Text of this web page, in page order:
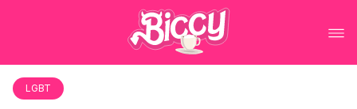
LGBT